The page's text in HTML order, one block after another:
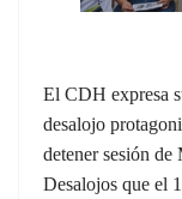
El CDH expresa
desalojo
detener sesión
Desalojos que el